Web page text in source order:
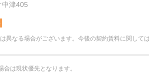
津405
異なる場合がございます。 今後の契約賃料に関して
は現状優先となります。